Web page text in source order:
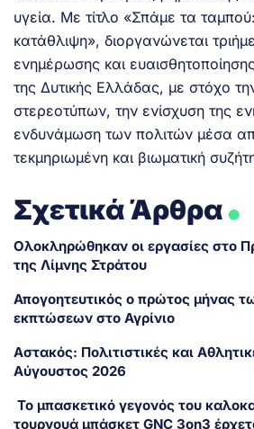
υγεία. Με τίτλο «Σπάμε τα
κατάθλιψη», διοργανώνεται
ενημέρωσης και
της Δυτικής Ελλάδας, με στόχο
στερεοτύπων, την ενίσχυση της
ενδυνάμωση των πολιτών μέσα
τεκμηριωμένη και βιωματική
Σχετικά Άρθρα.
Ολοκληρώθηκαν οι εργασίες στο
της Λίμνης Στράτου
Απογοητευτικός ο πρώτος μήνας
εκπτώσεων στο Αγρίνιο
Αστακός: Πολιτιστικές και
Αύγουστος 2026
Το μπασκετικό γεγονός του
τουρνουά μπάσκετ GNC 3on3